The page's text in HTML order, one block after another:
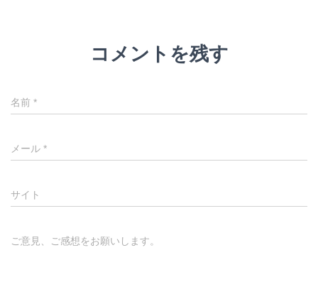
コメントを残す
名前 *
メール *
サイト
ご意見、ご感想をお願いします。